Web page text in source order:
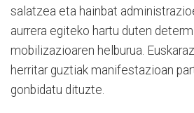
salatzea eta hainbat
aurrera egiteko hartu duten
mobilizazioaren helburua.
herritar guztiak manifestazioan
gonbidatu dituzte.